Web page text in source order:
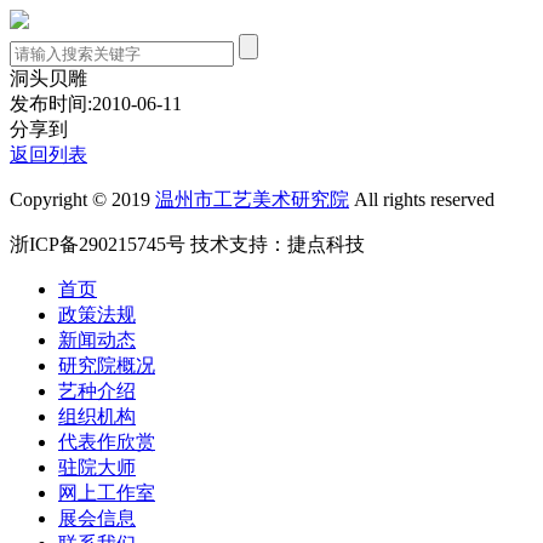
洞头贝雕
发布时间:2010-06-11
分享到
返回列表
Copyright © 2019 温州市工艺美术研究院 All rights reserved
浙ICP备290215745号 技术支持： 捷点科技
首页
政策法规
新闻动态
研究院概况
艺种介绍
组织机构
代表作欣赏
驻院大师
网上工作室
展会信息